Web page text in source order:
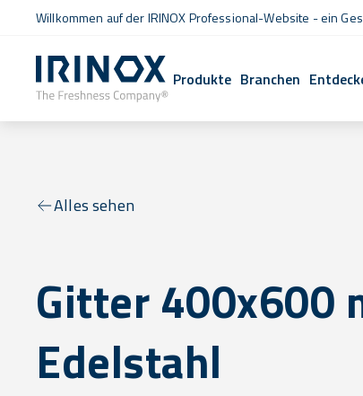
Willkommen auf der IRINOX Professional-Website - ein
Produkte Branchen
Alles sehen
Gitter 400x600
Edelstahl